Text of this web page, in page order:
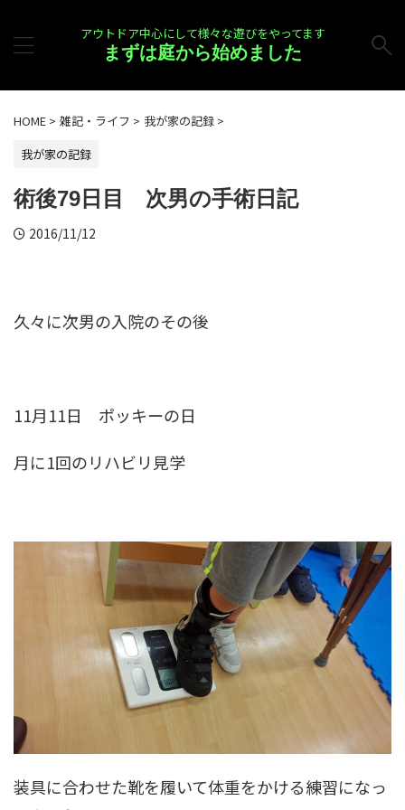
アウトドア中心にして様々な遊びをやってます
まずは庭から始めました
HOME > 雑記・ライフ > 我が家の記録 >
我が家の記録
術後79日目 次男の手術日記
2016/11/12
久々に次男の入院のその後
11月11日 ポッキーの日
月に1回のリハビリ見学
装具に合わせた靴を履いて体重をかける練習になっ